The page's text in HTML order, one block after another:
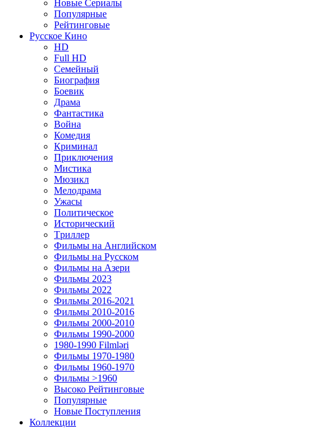
Новые Сериалы
Популярные
Рейтинговые
Русское Кино
HD
Full HD
Семейный
Биография
Боевик
Драма
Фантастика
Война
Комедия
Криминал
Приключения
Мистика
Мюзикл
Мелодрама
Ужасы
Политическое
Исторический
Tриллер
Фильмы на Английском
Фильмы на Русском
Фильмы на Азери
Фильмы 2023
Фильмы 2022
Фильмы 2016-2021
Фильмы 2010-2016
Фильмы 2000-2010
Фильмы 1990-2000
1980-1990 Filmləri
Фильмы 1970-1980
Фильмы 1960-1970
Фильмы >1960
Высоко Рейтинговые
Популярные
Новые Поступления
Коллекции